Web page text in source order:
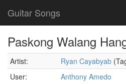
Guitar Songs
Paskong Walang
Artist: Ryan Cayabyab
User:
Anthony Amedo